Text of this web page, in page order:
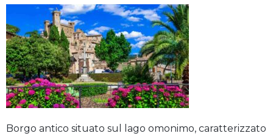
Borgo antico situato sul lago omonimo, caratterizzato